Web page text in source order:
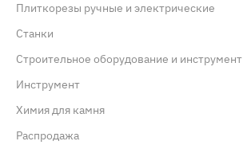
Плиткорезы ручные и электрические
Станки
Строительное оборудование и инструмент
Инструмент
Химия для камня
Распродажа